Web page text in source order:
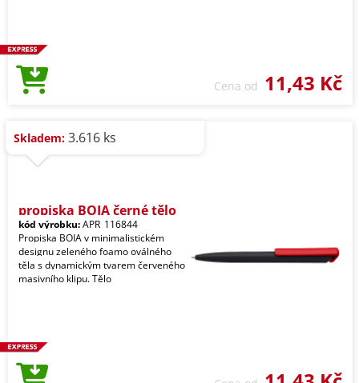
Cena od 11,43 Kč
Skladem: 3.616 ks
propiska BOIA černé tělo
kód výrobku:APR_116844
Propiska BOIA v minimalistickém
designu zeleného foamo oválného
těla s dynamickým tvarem červeného
masivního klipu. Tělo